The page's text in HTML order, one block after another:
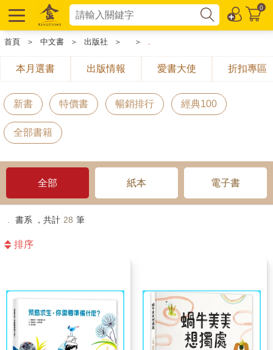
0
首頁 ＞ 中文書 ＞ 出版社 ＞ ＞ .
本月選書 出版情報 愛書大使 折扣專區
新書 特價書 暢銷排行 經典100
全部書籍
全部 紙本 電子書
. 書系 ，共計 28 筆
排序